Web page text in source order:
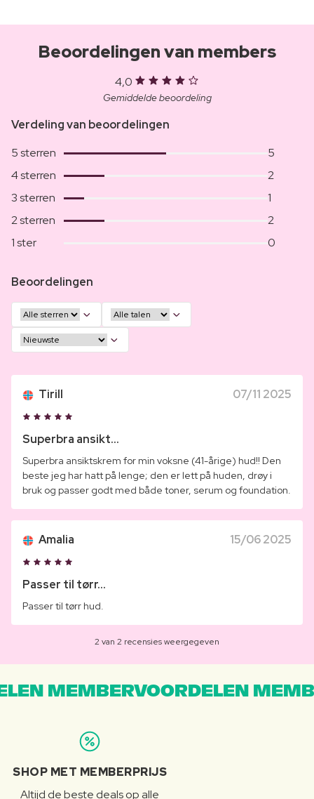
Beoordelingen van members
4,0
Gemiddelde beoordeling
Verdeling van beoordelingen
5 sterren
5
4 sterren
2
3 sterren
1
2 sterren
2
1 ster
0
Beoordelingen
Tirill 07/11 2025
Superbra ansikt...
Superbra ansiktskrem for min voksne (41-årige) hud!! Den
beste jeg har hatt på lenge; den er lett på huden, drøy i
bruk og passer godt med både toner, serum og foundation.
Amalia 15/06 2025
Passer til tørr...
Passer til tørr hud.
2 van 2 recensies weergegeven
MEMBERVOORDELEN
SHOP MET MEMBERPRIJS
Altijd de beste deals op alle